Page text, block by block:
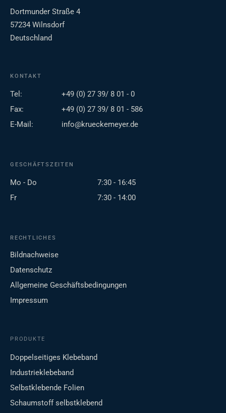
Dortmunder Straße 4
57234 Wilnsdorf
Deutschland
KONTAKT
Tel:
+49 (0) 27 39/ 8 01 - 0
Fax:
+49 (0) 27 39/ 8 01 - 586
E-Mail:
info@krueckemeyer.de
GESCHÄFTSZEITEN
Mo - Do
7:30 - 16:45
Fr
7:30 - 14:00
RECHTLICHES
Bildnachweise
Datenschutz
Allgemeine Geschäftsbedingungen
Impressum
PRODUKTE
Doppelseitiges Klebeband
Industrieklebeband
Selbstklebende Folien
Schaumstoff selbstklebend